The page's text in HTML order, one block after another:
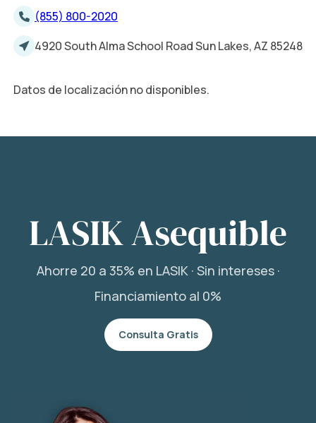
(855) 800-2020
4920 South Alma School Road Sun Lakes, AZ 85248
Datos de localización no disponibles.
LASIK Asequible
Ahorre 20 a 35% en LASIK · Sin intereses ·
Financiamiento al 0%
Consulta Gratis